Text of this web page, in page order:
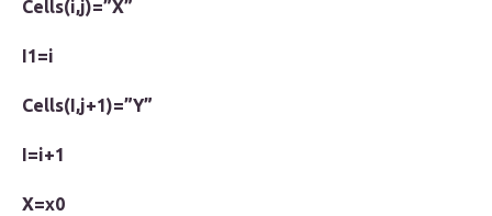
Cells(i,j)=”X”
I1=i
Cells(I,j+1)=”Y”
I=i+1
X=x0